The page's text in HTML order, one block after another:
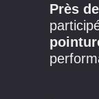
Près